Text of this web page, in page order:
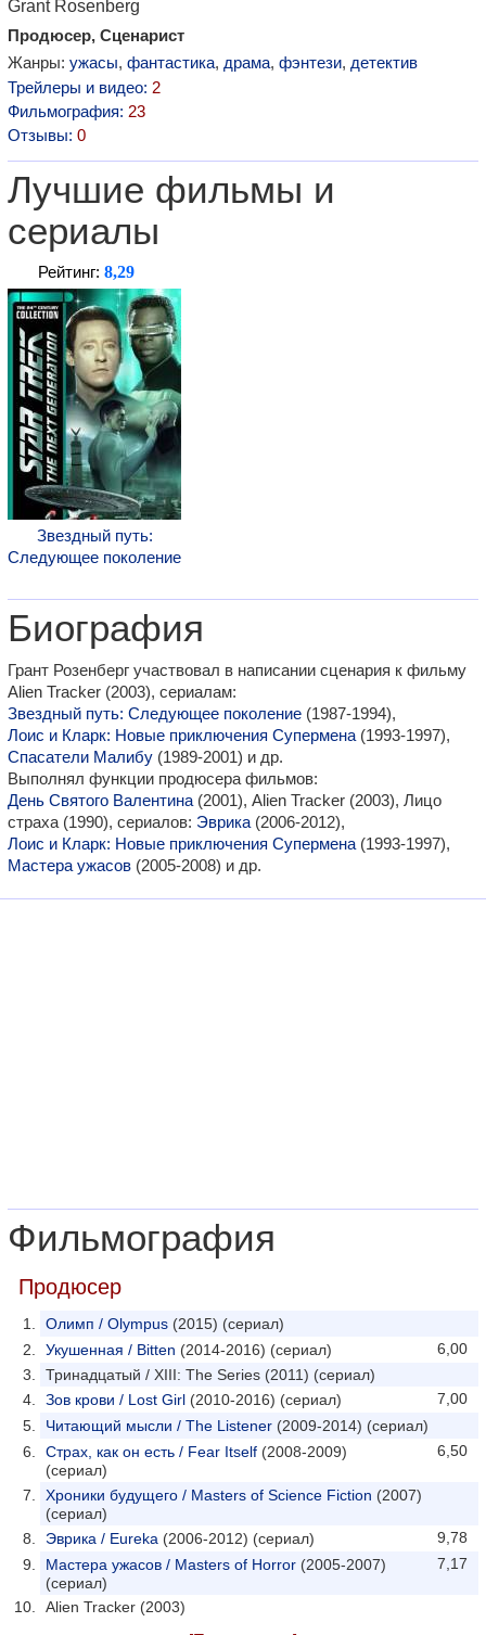
Grant Rosenberg
Продюсер, Сценарист
Жанры: ужасы, фантастика, драма, фэнтези, детектив
Трейлеры и видео: 2
Фильмография: 23
Отзывы: 0
Лучшие фильмы и
сериалы
Рейтинг: 8,29
Звездный путь:
Следующее поколение
Биография
Грант Розенберг участвовал в написании сценария к фильму
Alien Tracker (2003), сериалам:
Звездный путь: Следующее поколение (1987-1994),
Лоис и Кларк: Новые приключения Супермена (1993-1997),
Спасатели Малибу (1989-2001) и др.
Выполнял функции продюсера фильмов:
День Святого Валентина (2001), Alien Tracker (2003), Лицо
страха (1990), сериалов: Эврика (2006-2012),
Лоис и Кларк: Новые приключения Супермена (1993-1997),
Мастера ужасов (2005-2008) и др.
Фильмография
Продюсер
Олимп / Olympus (2015) (сериал)
6,00
Укушенная / Bitten (2014-2016) (сериал)
Тринадцатый / XIII: The Series (2011) (сериал)
7,00
Зов крови / Lost Girl (2010-2016) (сериал)
Читающий мысли / The Listener (2009-2014) (сериал)
6,50
Страх, как он есть / Fear Itself (2008-2009)
(сериал)
Хроники будущего / Masters of Science Fiction (2007)
(сериал)
9,78
Эврика / Eureka (2006-2012) (сериал)
7,17
Мастера ужасов / Masters of Horror (2005-2007)
(сериал)
Alien Tracker (2003)